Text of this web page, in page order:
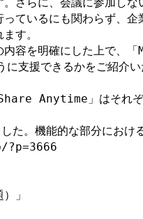
さらに、会議に参加しな
ているにも関わらず、企
す。
内容を明確にした上で、
援できるかをご紹介い
Anytime」はそれ
た。機能的な部分におけ
」